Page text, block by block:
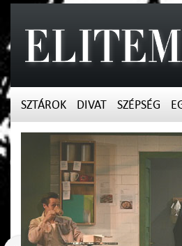
SZTÁROK DIVAT SZÉPSÉG